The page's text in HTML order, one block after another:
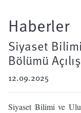
Haberler
Siyaset
Bölümü
12.09.2025
Siyaset Bilimi ve